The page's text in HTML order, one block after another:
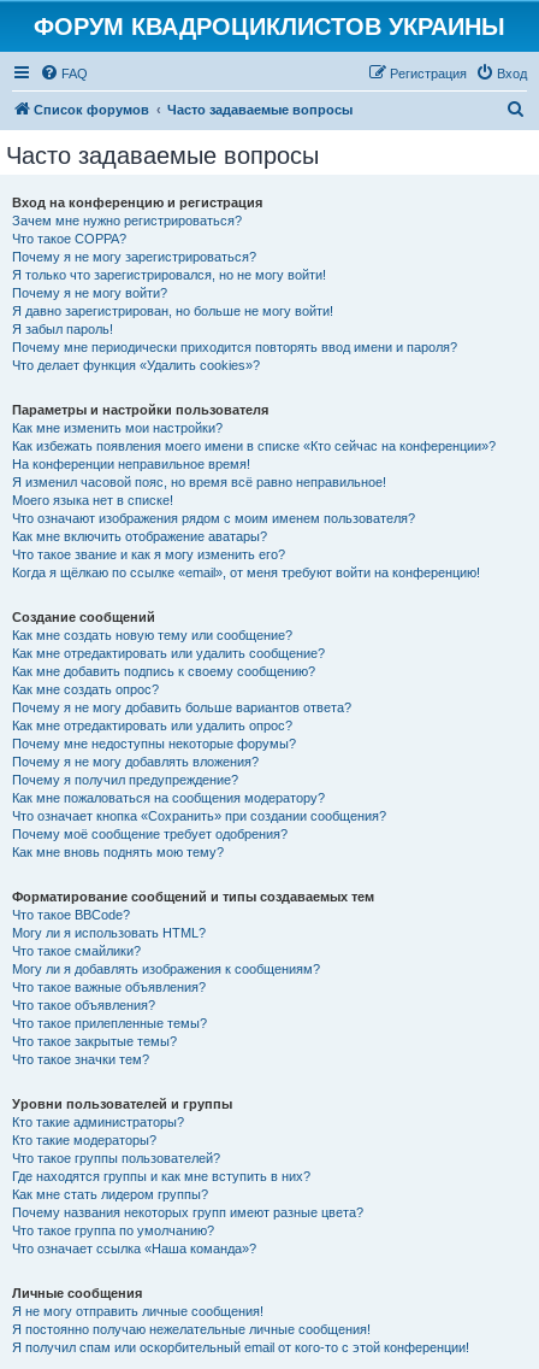
ФОРУМ КВАДРОЦИКЛИСТОВ УКРАИНЫ
FAQ Вход
Регистрация
Список форумов Часто задаваемые вопросы
Часто задаваемые вопросы
Вход на конференцию и регистрация
Зачем мне нужно регистрироваться?
Что такое COPPA?
Почему я не могу зарегистрироваться?
Я только что зарегистрировался, но не могу войти!
Почему я не могу войти?
Я давно зарегистрирован, но больше не могу войти!
Я забыл пароль!
Почему мне периодически приходится повторять ввод имени и пароля?
Что делает функция «Удалить cookies»?
Параметры и настройки пользователя
Как мне изменить мои настройки?
Как избежать появления моего имени в списке «Кто сейчас на конференции»?
На конференции неправильное время!
Я изменил часовой пояс, но время всё равно неправильное!
Моего языка нет в списке!
Что означают изображения рядом с моим именем пользователя?
Как мне включить отображение аватары?
Что такое звание и как я могу изменить его?
Когда я щёлкаю по ссылке «email», от меня требуют войти на конференцию!
Создание сообщений
Как мне создать новую тему или сообщение?
Как мне отредактировать или удалить сообщение?
Как мне добавить подпись к своему сообщению?
Как мне создать опрос?
Почему я не могу добавить больше вариантов ответа?
Как мне отредактировать или удалить опрос?
Почему мне недоступны некоторые форумы?
Почему я не могу добавлять вложения?
Почему я получил предупреждение?
Как мне пожаловаться на сообщения модератору?
Что означает кнопка «Сохранить» при создании сообщения?
Почему моё сообщение требует одобрения?
Как мне вновь поднять мою тему?
Форматирование сообщений и типы создаваемых тем
Что такое BBCode?
Могу ли я использовать HTML?
Что такое смайлики?
Могу ли я добавлять изображения к сообщениям?
Что такое важные объявления?
Что такое объявления?
Что такое прилепленные темы?
Что такое закрытые темы?
Что такое значки тем?
Уровни пользователей и группы
Кто такие администраторы?
Кто такие модераторы?
Что такое группы пользователей?
Где находятся группы и как мне вступить в них?
Как мне стать лидером группы?
Почему названия некоторых групп имеют разные цвета?
Что такое группа по умолчанию?
Что означает ссылка «Наша команда»?
Личные сообщения
Я не могу отправить личные сообщения!
Я постоянно получаю нежелательные личные сообщения!
Я получил спам или оскорбительный email от кого-то с этой конференции!